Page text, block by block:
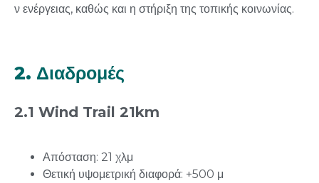
ν ενέργειας, καθώς και η στήριξη της τοπικής κοινωνίας.
2. Διαδρομές
2.1 Wind Trail 21km
Απόσταση: 21 χλμ
Θετική υψομετρική διαφορά: +500 μ